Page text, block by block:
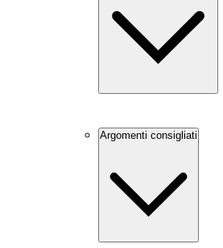
Argomenti consigliati